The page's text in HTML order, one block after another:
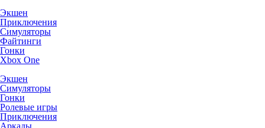
Экшен
Приключения
Симуляторы
Файтинги
Гонки
Xbox One
Экшен
Симуляторы
Гонки
Ролевые игры
Приключения
Аркады